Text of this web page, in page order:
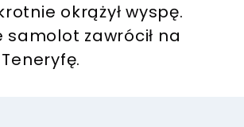
okrążył wyspę.
samolot zawrócił na